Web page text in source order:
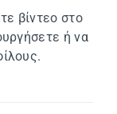
βίντεο στο
ή να